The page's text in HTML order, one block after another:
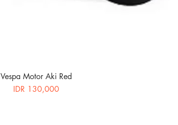
Vespa Motor Aki Red
Price
IDR 130,000